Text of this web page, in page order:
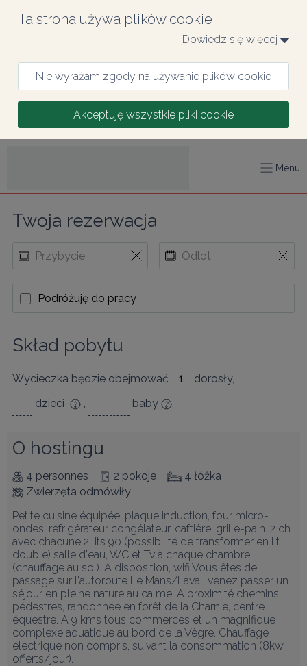
Ta strona używa plików cookie
Dowiedz się więcej
Nie wyrażam zgody na używanie plików cookie
Akceptuję wszystkie pliki cookie
Menu
Twoja rezerwacja
Podróżuję do pracy
Skład pobytu
Wycieczka będzie obejmować dorosły,
dzieci
, baby .
O hostingu
4 personnes 2 pokoje
4 łóżka
Zwierzęta odmówiły
Petite cuisine équipée: plaque induction, four micro-
ondes, réfrigérateur congélateur, caftière, grille-pain. 2 ch
avec chacune 2 lits 90 (possibilité de transformer en lit
double) salle d'eau, WC et Tv à chaque chambre
(chauffage au sol). A disposition, wifi Vous êtes de
passage sur l'autoroute Le Mans/Laval, venez passer un
séjour en pleine nature au calme. A proximité chemins
pédestres, randonnée en forêt de la Charnie, centre
équestre. A 9 kms tous commerces et un magnifique
complexe aquatique au bord de la Vègre. Chauffage
électrique non compris, suivant la consommation (8kw
offerts/jour).